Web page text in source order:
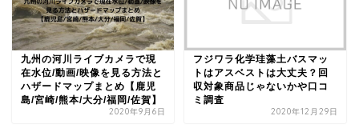
九州の河川ライブカメラで現
在水位/動画/映像を見る方法と
ハザードマップまとめ【鹿児
島/宮崎/熊本/大分/福岡/佐賀】
2020年9月6日
フジワラ化学珪藻土バスマッ
トはアスベストは大丈夫？回
収対象商品じゃないかや口コ
ミ調査
2020年12月29日